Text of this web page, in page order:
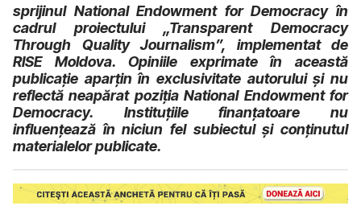
sprijinul National Endowment for Democracy în
cadrul proiectului „Transparent Democracy
Through Quality Journalism”, implementat de
RISE Moldova. Opiniile exprimate în această
publicație aparţin în exclusivitate autorului şi nu
reflectă neapărat poziţia National Endowment for
Democracy. Instituțiile finanțatoare nu
influențează în niciun fel subiectul şi conținutul
materialelor publicate.